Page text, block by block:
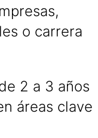
o carrera
2 a 3 años
áreas clave